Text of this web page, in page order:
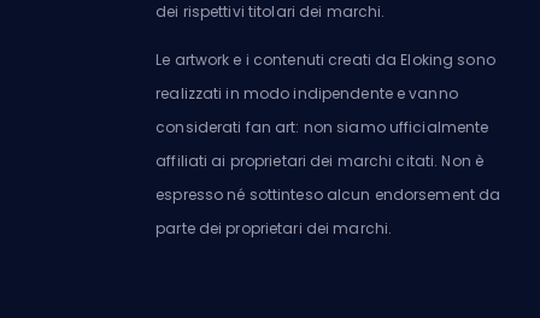
dei rispettivi titolari dei marchi.
Le artwork e i contenuti creati da Eloking sono
realizzati in modo indipendente e vanno
considerati fan art: non siamo ufficialmente
affiliati ai proprietari dei marchi citati. Non è
espresso né sottinteso alcun endorsement da
parte dei proprietari dei marchi.